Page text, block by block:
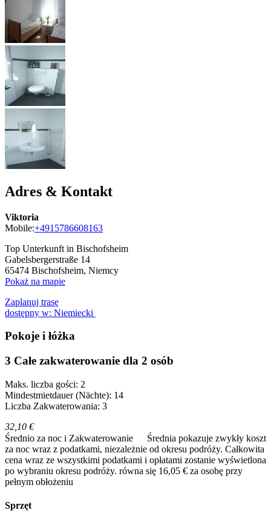
Adres & Kontakt
Viktoria
Mobile:+4915786608163
Top Unterkunft in Bischofsheim
Gabelsbergerstraße 14
65474 Bischofsheim, Niemcy
Pokaż na mapie
Zaplanuj trasę
dostępny w: Niemiecki
Pokoje i łóżka
3 Całe zakwaterowanie dla 2 osób
Maks. liczba gości: 2
Mindestmietdauer (Nächte): 14
Liczba Zakwaterowania: 3
32,10 €
Średnio za noc i Zakwaterowanie
Średnia pokazuje zwykły koszt
za noc wraz z podatkami, niezależnie od okresu podróży. Całkowita
cena wraz ze wszystkimi podatkami i opłatami zostanie wyświetlona
po wybraniu okresu podróży. równa się 16,05 € za osobę przy
pełnym obłożeniu
Sprzęt